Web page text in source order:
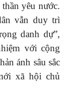
yêu nước.
vẫn duy trì
danh dự”,
với cộng
ánh sâu sắc
xã hội chủ